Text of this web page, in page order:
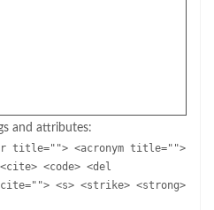
and attributes:
title=""> <acronym title="">
<code> <del
<s> <strike> <strong>